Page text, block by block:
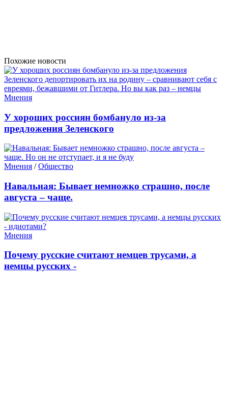
Похожие новости
Мнения
У хороших россиян бомбануло из-за
предложения Зеленского
Мнения /Общество
Навальная: Бывает немножко страшно, после
августа – чаще.
Мнения
Почему русские считают немцев трусами, а
немцы русских -